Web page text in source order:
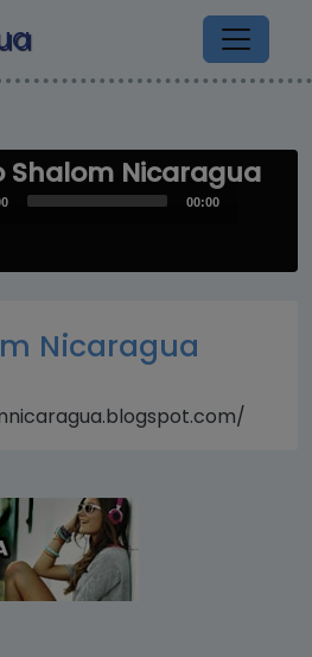
Pasar al contenido principal
Shalom Nicaragua
00:00
Nicaragua